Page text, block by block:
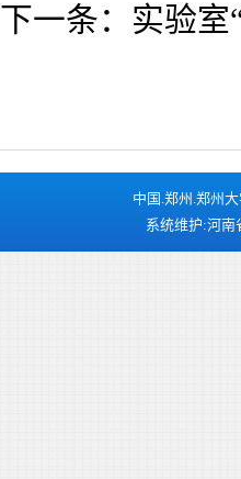
下一条： 实验室
中国.郑州.郑州
系统维护:河南